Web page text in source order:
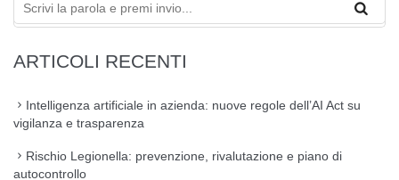
ARTICOLI RECENTI
Intelligenza artificiale in azienda: nuove regole dell’AI Act su
vigilanza e trasparenza
Rischio Legionella: prevenzione, rivalutazione e piano di
autocontrollo